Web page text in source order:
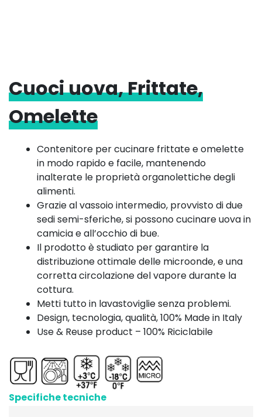
Cuoci uova, Frittate,
Omelette
Contenitore per cucinare frittate e omelette
in modo rapido e facile, mantenendo
inalterate le proprietà organolettiche degli
alimenti.
Grazie al vassoio intermedio, provvisto di due
sedi semi-sferiche, si possono cucinare uova in
camicia e all’occhio di bue.
Il prodotto è studiato per garantire la
distribuzione ottimale delle microonde, e una
corretta circolazione del vapore durante la
cottura.
Metti tutto in lavastoviglie senza problemi.
Design, tecnologia, qualità, 100% Made in Italy
Use & Reuse product – 100% Riciclabile
Specifiche tecniche